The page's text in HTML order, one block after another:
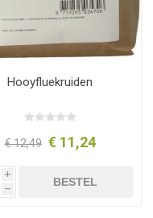
Hooyfluekruiden
€ 12,49 € 11,24
i
h
BESTEL